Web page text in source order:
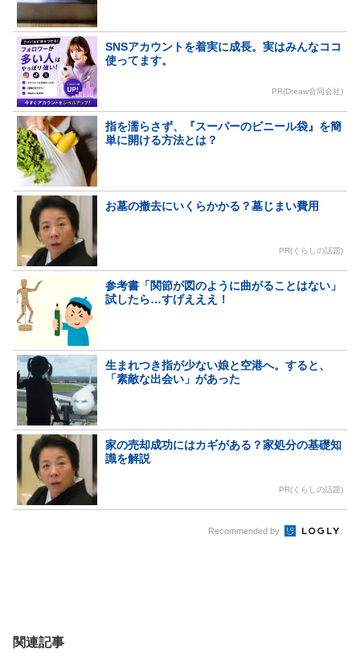
SNSアカウントを着実に成長。実はみんなココ
使ってます。
PR(Dreaw合同会社)
指を濡らさず、『スーパーのビニール袋』を簡
単に開ける方法とは？
お墓の撤去にいくらかかる？墓じまい費用
PR(くらしの話題)
参考書「関節が図のように曲がることはない」
試したら…すげえええ！
生まれつき指が少ない娘と空港へ。すると、
「素敵な出会い」があった
家の売却成功にはカギがある？家処分の基礎知
識を解説
PR(くらしの話題)
Recommended by
関連記事